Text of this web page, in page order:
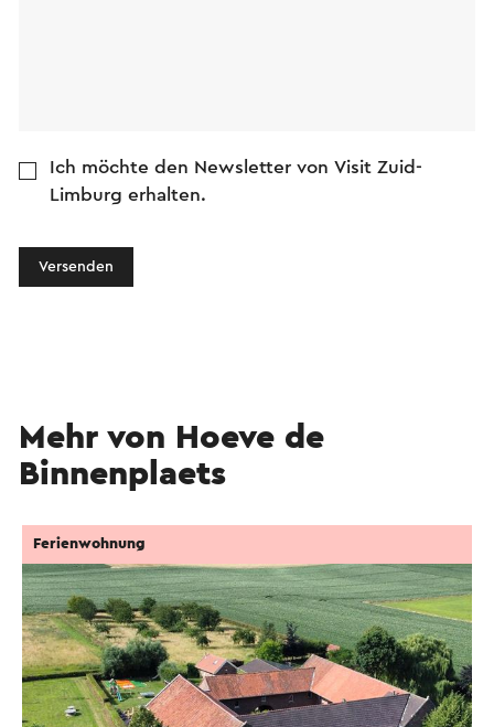
Ich möchte den Newsletter von Visit Zuid-
Limburg erhalten.
Versenden
Mehr von Hoeve de
Binnenplaets
Ferienwohnung